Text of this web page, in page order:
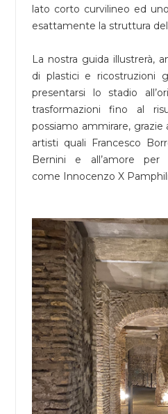
lato corto curvilineo ed
esattamente la struttura
La nostra guida illustrerà,
di plastici e ricostruzioni
presentarsi lo stadio
trasformazioni fino al
possiamo ammirare, grazie
artisti quali Francesco
Bernini e all’amore
come Innocenzo X